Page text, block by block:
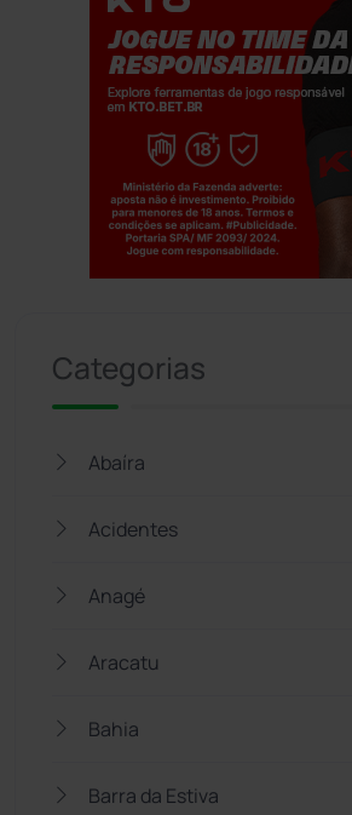
Categorias
Abaíra
Acidentes
Anagé
Aracatu
Bahia
Barra da Estiva